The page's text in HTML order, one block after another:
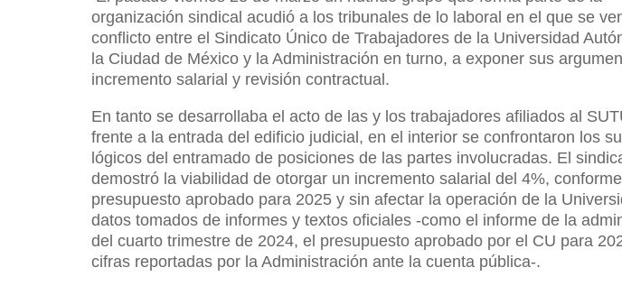
organización sindical acudió a los tribunales de lo laboral en el que se
conflicto entre el Sindicato Único de Trabajadores de la Universidad
la Ciudad de México y la Administración en turno, a exponer sus
incremento salarial y revisión contractual.
En tanto se desarrollaba el acto de las y los trabajadores afiliados al
frente a la entrada del edificio judicial, en el interior se confrontaron los
lógicos del entramado de posiciones de las partes involucradas. El
demostró la viabilidad de otorgar un incremento salarial del 4%,
presupuesto aprobado para 2025 y sin afectar la operación de la
datos tomados de informes y textos oficiales -como el informe de la
del cuarto trimestre de 2024, el presupuesto aprobado por el CU para
cifras reportadas por la Administración ante la cuenta pública-.